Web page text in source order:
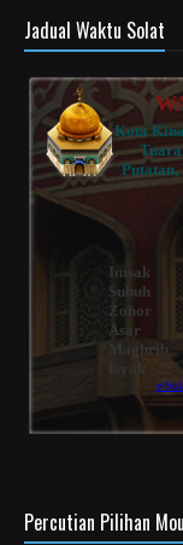
Jadual Waktu Solat
Percutian Pilihan